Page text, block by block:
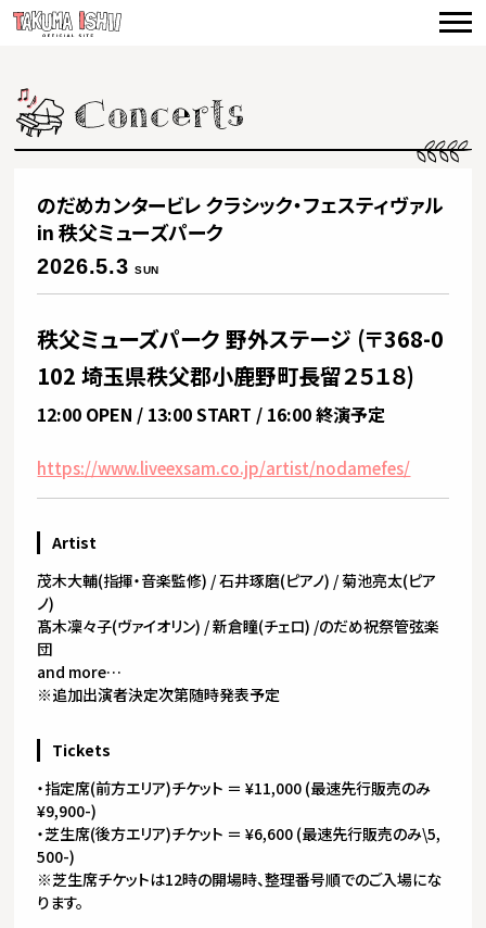
CONCERTS
BIOGRAPHY
PRODUCE
CONTACT
のだめカンタービレ クラシック・フェスティヴァル
in 秩父ミューズパーク
2026.5.3 SUN
秩父ミューズパーク 野外ステージ (〒368-0
102 埼玉県秩父郡小鹿野町長留２５１８)
12:00 OPEN / 13:00 START / 16:00 終演予定
https://www.liveexsam.co.jp/artist/nodamefes/
Artist
茂木大輔(指揮・音楽監修) / 石井琢磨(ピアノ) / 菊池亮太(ピア
ノ)
髙木凜々子(ヴァイオリン) / 新倉瞳(チェロ) /のだめ祝祭管弦楽
団
and more…
※追加出演者決定次第随時発表予定
Tickets
・指定席(前方エリア)チケット ＝ ¥11,000 (最速先行販売のみ
¥9,900-)
・芝生席(後方エリア)チケット ＝ ¥6,600 (最速先行販売のみ\5,
500-)
※芝生席チケットは12時の開場時、整理番号順でのご入場にな
ります。